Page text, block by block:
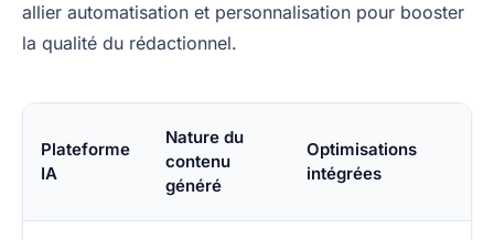
allier automatisation et personnalisation pour booster
la qualité du rédactionnel.
Plateforme
IA
Nature du
contenu
généré
Optimisations
intégrées